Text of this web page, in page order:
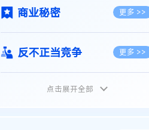
商业秘密 更多 >>
反不正当竞争 更多 >>
植物新品种点击展开全部